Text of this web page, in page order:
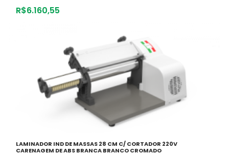
R$6.160,55
LAMINADOR IND DE MASSAS 28 CM C/ CORTADOR 220V
CARENAGEM DE ABS BRANCA BRANCO CROMADO